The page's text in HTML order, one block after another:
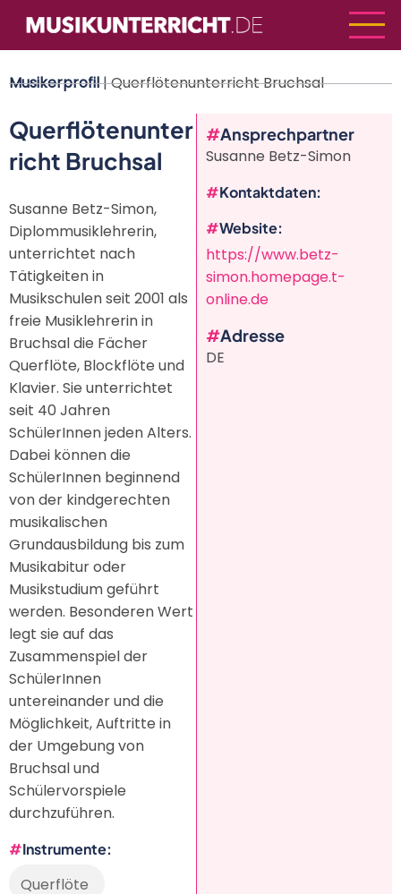
zum
Inhalt
Musikerprofil| Querflötenunterricht Bruchsal
Querflötenunter
richt Bruchsal
Susanne Betz-Simon,
Diplommusiklehrerin,
unterrichtet nach
Tätigkeiten in
Musikschulen seit 2001 als
freie Musiklehrerin in
Bruchsal die Fächer
Querflöte, Blockflöte und
Klavier. Sie unterrichtet
seit 40 Jahren
SchülerInnen jeden Alters.
Dabei können die
SchülerInnen beginnend
von der kindgerechten
musikalischen
Grundausbildung bis zum
Musikabitur oder
Musikstudium geführt
werden. Besonderen Wert
legt sie auf das
Zusammenspiel der
SchülerInnen
untereinander und die
Möglichkeit, Auftritte in
der Umgebung von
Bruchsal und
Schülervorspiele
durchzuführen.
Instrumente
Querflöte
Ansprechpartner
Susanne Betz-Simon
Kontaktdaten
Website
https://www.betz-
simon.homepage.t-
online.de
Adresse
DE